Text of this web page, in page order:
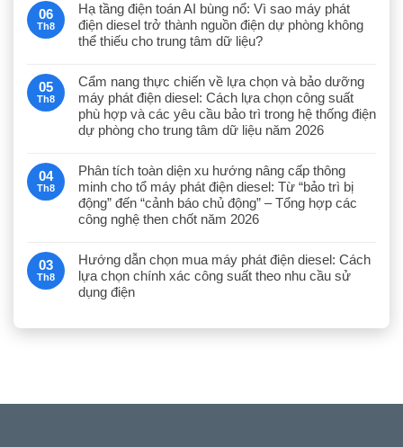
06
Th8
Hạ tầng điện toán AI bùng nổ: Vì sao máy phát
điện diesel trở thành nguồn điện dự phòng không
thể thiếu cho trung tâm dữ liệu?
05
Th8
Cẩm nang thực chiến về lựa chọn và bảo dưỡng
máy phát điện diesel: Cách lựa chọn công suất
phù hợp và các yêu cầu bảo trì trong hệ thống điện
dự phòng cho trung tâm dữ liệu năm 2026
04
Th8
Phân tích toàn diện xu hướng nâng cấp thông
minh cho tổ máy phát điện diesel: Từ “bảo trì bị
động” đến “cảnh báo chủ động” – Tổng hợp các
công nghệ then chốt năm 2026
03
Th8
Hướng dẫn chọn mua máy phát điện diesel: Cách
lựa chọn chính xác công suất theo nhu cầu sử
dụng điện